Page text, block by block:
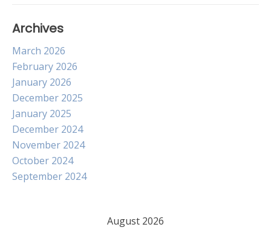
Archives
March 2026
February 2026
January 2026
December 2025
January 2025
December 2024
November 2024
October 2024
September 2024
August 2026